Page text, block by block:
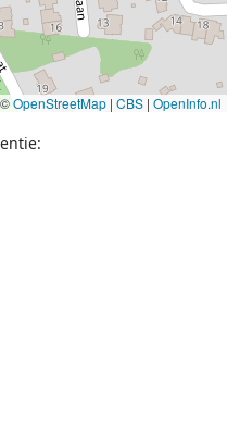
©OpenStreetMap | CBS | OpenInfo.nl